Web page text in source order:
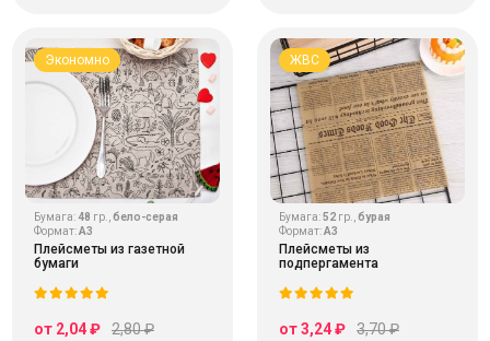
Экономно
Бумага:48 гр.,бело-серая
Формат:А3
Плейсметы из газетной
бумаги
от 2,04 ₽ 2,80 ₽
ЖВС
Бумага:52 гр.,бурая
Формат:А3
Плейсметы из
подпергамента
от 3,24 ₽ 3,70 ₽